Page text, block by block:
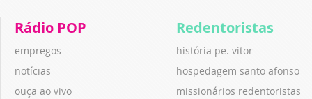
Rádio POP
empregos
notícias
ouça ao vivo
Redentoristas
história pe. vitor
hospedagem santo afonso
missionários redentoristas